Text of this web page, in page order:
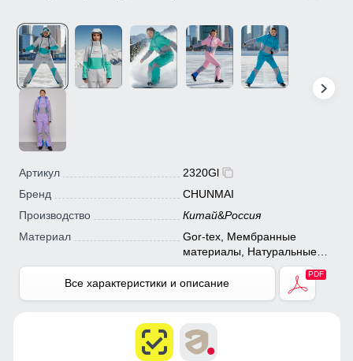
Артикул
2320Gl
Бренд
CHUNMAI
Производство
Китай&Россия
Материал
Gor-tex, Мембранные
материалы, Натуральные
материалы, Полиэстер,
Плащевка, Тефлон,
Экологичные материалы
Все характеристики и описание